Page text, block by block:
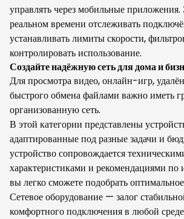
управлять через мобильные приложения.
реальном времени отслеживать
устанавливать лимиты скорости,
контролировать использование.
Создайте надёжную сеть для дома и
Для просмотра видео, онлайн-игр,
быстрого обмена файлами важно иметь
организованную сеть.
В этой категории представлены
адаптированные под разные задачи и
устройство сопровождается
характеристиками и рекомендациями
вы легко сможете подобрать
Сетевое оборудование — залог
комфортного подключения в любой